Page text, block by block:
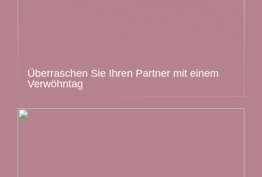
Überraschen Sie Ihren Partner mit einem
Verwöhntag